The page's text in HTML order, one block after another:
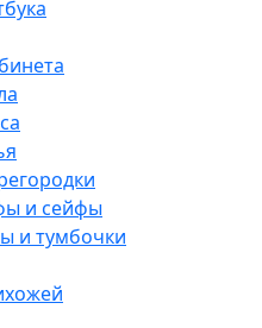
и сейфы
и тумбочки